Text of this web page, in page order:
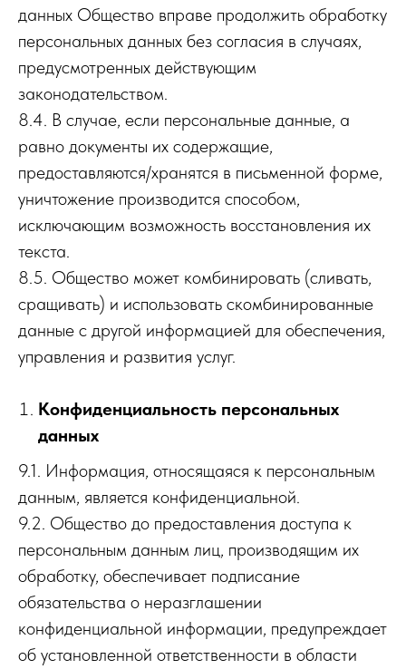
данных Общество вправе продолжить обработку
персональных данных без согласия в случаях,
предусмотренных действующим
законодательством.
8.4. В случае, если персональные данные, а
равно документы их содержащие,
предоставляются/хранятся в письменной форме,
уничтожение производится способом,
исключающим возможность восстановления их
текста.
8.5. Общество может комбинировать (сливать,
сращивать) и использовать скомбинированные
данные с другой информацией для обеспечения,
управления и развития услуг.
Конфиденциальность персональных
данных
9.1. Информация, относящаяся к персональным
данным, является конфиденциальной.
9.2. Общество до предоставления доступа к
персональным данным лиц, производящим их
обработку, обеспечивает подписание
обязательства о неразглашении
конфиденциальной информации, предупреждает
об установленной ответственности в области